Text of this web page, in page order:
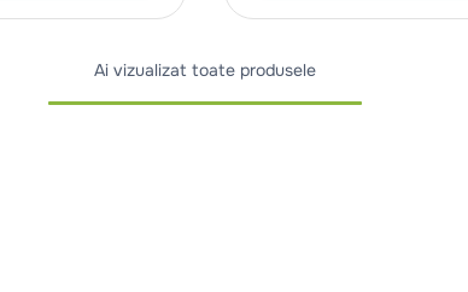
Ai vizualizat toate produsele